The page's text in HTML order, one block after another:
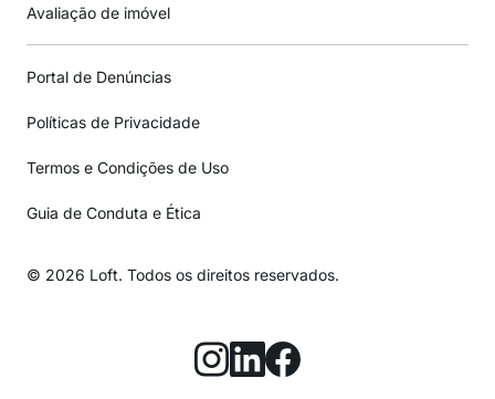
Avaliação de imóvel
Portal de Denúncias
Políticas de Privacidade
Termos e Condições de Uso
Guia de Conduta e Ética
© 2026 Loft. Todos os direitos reservados.